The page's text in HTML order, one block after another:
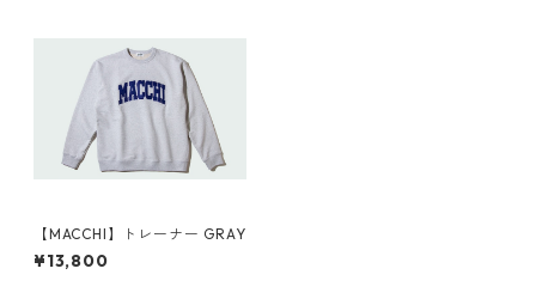
【MACCHI】トレーナー GRAY
¥13,800